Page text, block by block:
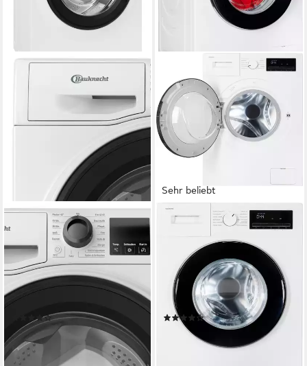
BAUKNECHT
Waschmaschine W10 W6400
A
10 kg Kapazität Waschen
76 dB(A) Betriebsgeräusch
1400 U/min
Schleuderdrehzahl
(23)
402,99 € UVP
1.029,00 €
14,46 €mtl. in 36 Raten
-61%
Sehr beliebt
SAMSUNG
Waschmaschine WW3000FM
WW90FG3M05AW
9 kg Kapazität Waschen
76 dB(A) Betriebsgeräusch
1400 U/min
Schleuderdrehzahl
Produktdatenblatt
(169)
399,00 € UVP899,00 €
mtl. in 24 Raten